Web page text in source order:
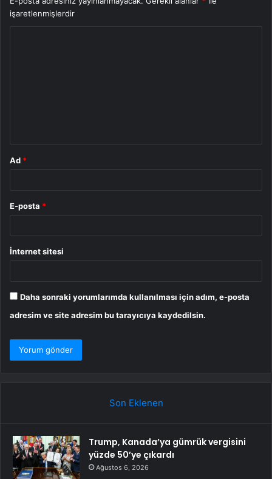
işaretlenmişlerdir
Ad *
E-posta *
İnternet sitesi
Daha sonraki yorumlarımda kullanılması için adım, e-posta
adresim ve site adresim bu tarayıcıya kaydedilsin.
Son Eklenen
Trump, Kanada’ya gümrük vergisini
yüzde 50’ye çıkardı
Ağustos 6, 2026